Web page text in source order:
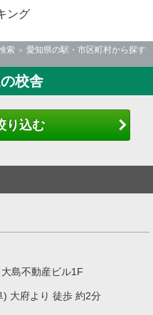
ング
索
愛知県の駅・市区町村から探す
校舎
り込む
島不動産ビル1F
大府より 徒歩 約2分